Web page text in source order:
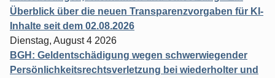
Überblick über die neuen Transparenzvorgaben für KI-
Inhalte seit dem 02.08.2026
Dienstag, August 4 2026
BGH: Geldentschädigung wegen schwerwiegender
Persönlichkeitsrechtsverletzung bei wiederholter und